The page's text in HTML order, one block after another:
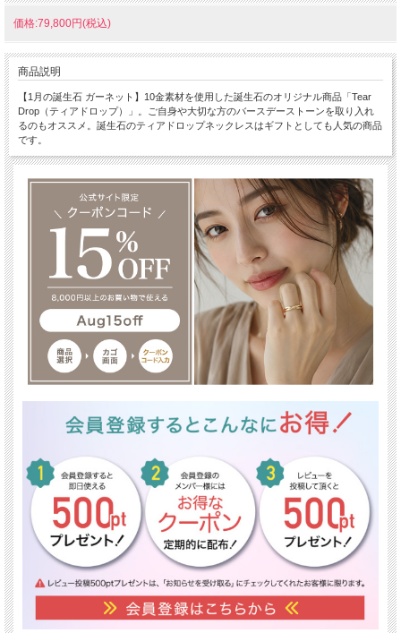
価格:79,800円(税込)
商品説明
【1月の誕生石 ガーネット】10金素材を使用した誕生石のオリジナル商品「Tear
Drop（ティアドロップ）」。ご自身や大切な方のバースデーストーンを取り入れ
るのもオススメ。誕生石のティアドロップネックレスはギフトとしても人気の商品
です。